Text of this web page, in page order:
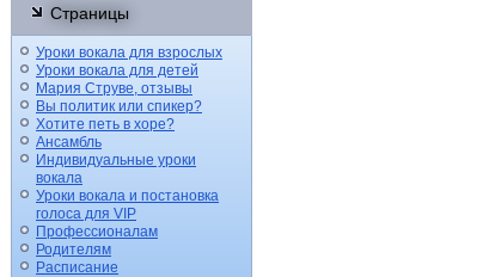
Страницы
Уроки вокала для взрослых
Уроки вокала для детей
Мария Струве, отзывы
Вы политик или спикер?
Хотите петь в хоре?
Ансамбль
Индивидуальные уроки
вокала
Уроки вокала и постановка
голоса для VIP
Профессионалам
Родителям
Расписание